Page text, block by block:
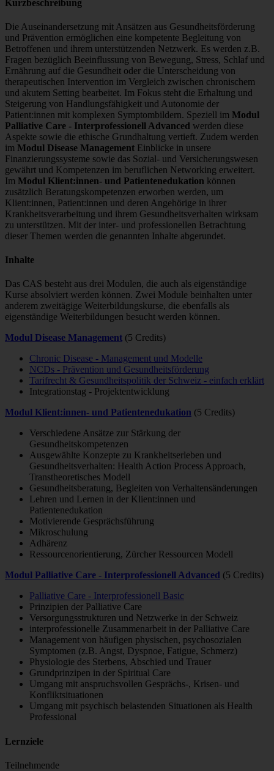
Kurzbeschreibung
Die Auseinandersetzung mit Ansätzen aus Gesundheitsförderung
und Prävention ermöglichen eine kompetente Begleitung von
Betroffenen und ihrem unterstützenden Netzwerk. Es werden z.B.
Fragen bezüglich Beeinflussung von Bewegung, Stress, Schlaf und
Ernährung auf die Gesundheit oder die Unterscheidung von
therapeutischen Intervention im Vergleich zwischen chronischem
und akutem Setting bearbeitet. Im Fokus steht die Erhaltung und
Steigerung von Handlungsfähigkeit und Autonomie der
Patient:innen mit komplexen Symptombildern. Speziell im Modul
Palliative Care - Interprofessionell Advanced werden diese
Aspekte sowie die ethische Grundhaltung vertieft. Zudem werden
im Modul Disease Management Einblicke in unsere
Finanzierungssysteme sowie das Sozial- und Versicherungswesen
gewährt und Kompetenzen im beruflichen Networking erweitert.
Im Modul Klient:innen- und Patientenedukation können
zusätzlich Beratungskompetenzen erworben werden, um
Klient:innen, Patient:innen und deren Angehörige in ihrer
Krankheitsverarbeitung und ihrem Gesundheitsverhalten wirksam
zu unterstützen. Mit der inter- und professionellen Betrachtung
dieser Themen werden die genannten Inhalte abgerundet.
Inhalte
Das CAS besteht aus drei Modulen, die auch als eigenständige
Kurse absolviert werden können. Zwei Module beinhalten unter
anderem zweitägige Weiterbildungskurse, die ebenfalls als
eigenständige Weiterbildungen besucht werden können.
Modul Disease Management (5 Credits)
Chronic Disease - Management und Modelle
NCDs - Prävention und Gesundheitsförderung
Tarifrecht & Gesundheitspolitik der Schweiz - einfach erklärt
Integrationstag - Projektentwicklung
Modul Klient:innen- und Patientenedukation (5 Credits)
Verschiedene Ansätze zur Stärkung der
Gesundheitskompetenzen
Ausgewählte Konzepte zu Krankheitserleben und
Gesundheitsverhalten: Health Action Process Approach,
Transtheoretisches Modell
Gesundheitsberatung, Begleiten von Verhaltensänderungen
Lehren und Lernen in der Klient:innen und
Patientenedukation
Motivierende Gesprächsführung
Mikroschulung
Adhärenz
Ressourcenorientierung, Zürcher Ressourcen Modell
Modul Palliative Care - Interprofessionell Advanced (5 Credits)
Palliative Care - Interprofessionell Basic
Prinzipien der Palliative Care
Versorgungsstrukturen und Netzwerke in der Schweiz
interprofessionelle Zusammenarbeit in der Palliative Care
Management von häufigen physischen, psychosozialen
Symptomen (z.B. Angst, Dyspnoe, Fatigue, Schmerz)
Physiologie des Sterbens, Abschied und Trauer
Grundprinzipen in der Spiritual Care
Umgang mit anspruchsvollen Gesprächs-, Krisen- und
Konfliktsituationen
Umgang mit psychisch belastenden Situationen als Health
Professional
Lernziele
Teilnehmende